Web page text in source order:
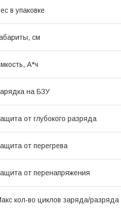
в упаковке
см
А*ч
на БЗУ
от глубокого разряда
от перегрева
от перенапряжения
кол-во циклов заряда/разряда